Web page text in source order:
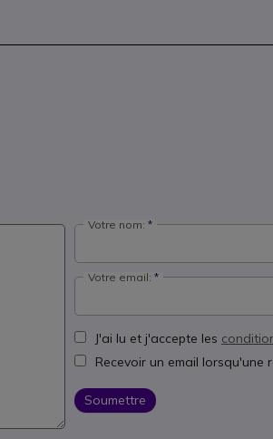
Votre nom:
Votre email:
J'ai lu et j'accepte les
Recevoir un email lorsqu'une
Soumettre